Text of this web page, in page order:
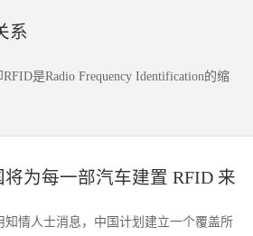
系
是Radio Frequency Identification的缩
为每一部汽车建置 RFID 来
知情人士消息，中国计划建立一个覆盖所